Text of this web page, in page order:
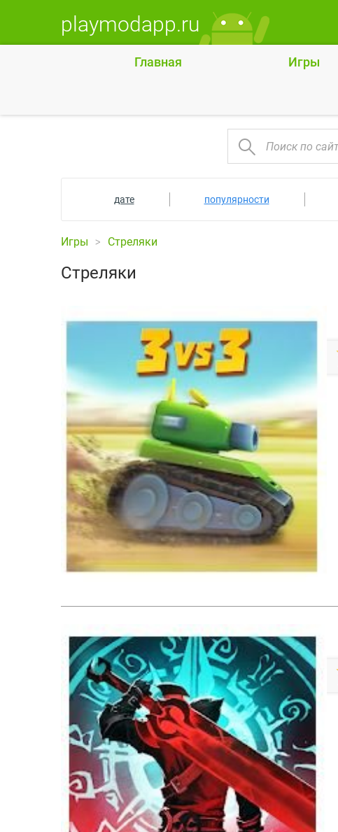
playmodapp.ru
Главная Игры
дате популярности
Игры Стреляки
Стреляки